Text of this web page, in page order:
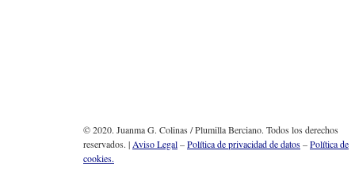
© 2020. Juanma G. Colinas / Plumilla Berciano. Todos los derechos
reservados. |Aviso Legal–Política de privacidad de datos–Política de
cookies.